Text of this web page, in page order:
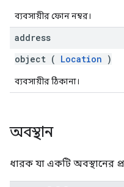
ব্যবসায়ীর ফোন নম্বর।
address
object ( Location )
ব্যবসায়ীর ঠিকানা।
অবস্থান
ধারক যা একটি অবস্থানের